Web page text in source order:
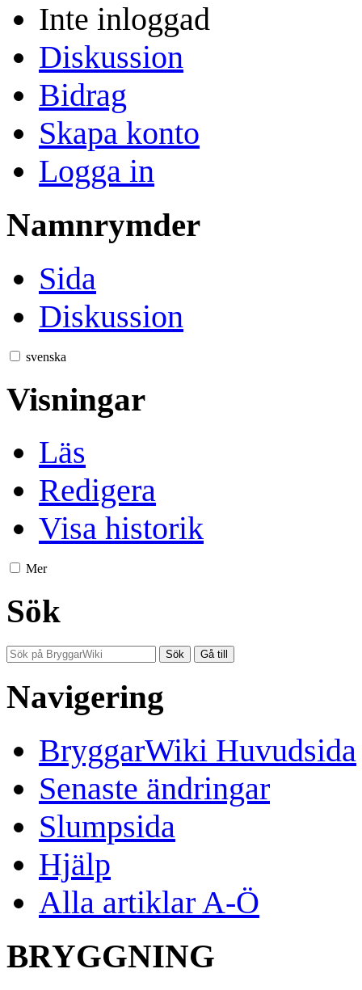
Inte inloggad
Diskussion
Bidrag
Skapa konto
Logga in
Namnrymder
Sida
Diskussion
svenska
Visningar
Läs
Redigera
Visa historik
Mer
Sök
Navigering
BryggarWiki Huvudsida
Senaste ändringar
Slumpsida
Hjälp
Alla artiklar A-Ö
BRYGGNING